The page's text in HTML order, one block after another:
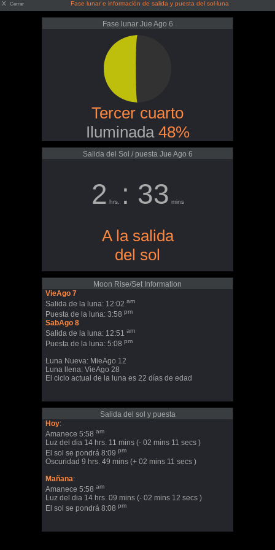
X Cerrar Fase lunar e información de salida y puesta del sol-luna
Fase lunar Jue Ago 6
Tercer cuarto
Iluminada 48%
Salida del Sol / puesta Jue Ago 6
2 hrs. : 33 mins
A la salida
del sol
Moon Rise/Set Information
VieAgo 7
Salida de la luna: 12:02 am
Puesta de la luna: 3:58 pm
SabAgo 8
Salida de la luna: 12:51 am
Puesta de la luna: 5:08 pm
Luna Nueva: MieAgo 12
Luna llena: VieAgo 28
El ciclo actual de la luna es 22 días de edad
Salida del sol y puesta
Hoy:
Amanece 5:58 am
Luz del dia 14 hrs. 11 mins (- 02 mins 11 secs )
El sol se pondrá 8:09 pm
Oscuridad 9 hrs. 49 mins (+ 02 mins 11 secs )
Mañana:
Amanece 5:58 am
Luz del dia 14 hrs. 09 mins (- 02 mins 12 secs )
El sol se pondrá 8:08 pm